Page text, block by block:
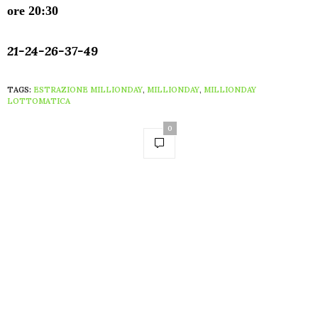
ore 20:30
21-24-26-37-49
TAGS: ESTRAZIONE MILLIONDAY, MILLIONDAY, MILLIONDAY
LOTTOMATICA
0